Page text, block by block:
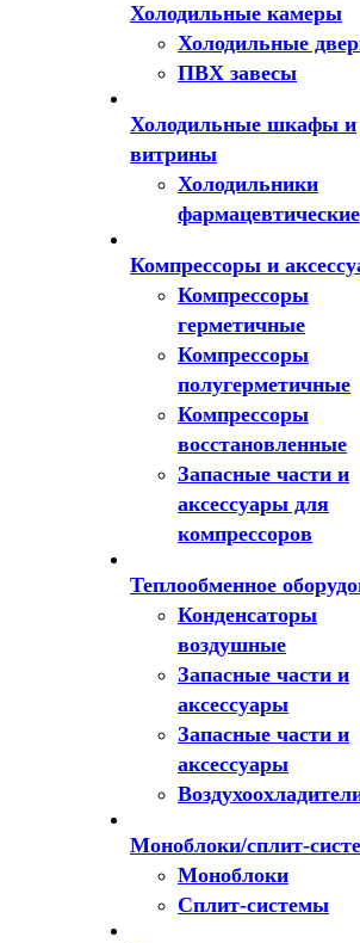
Холодильные камеры
Холодильные
ПВХ завесы
Холодильные шкафы и
витрины
Холодильники
фармацевтические
Компрессоры и
Компрессоры
герметичные
Компрессоры
полугерметичные
Компрессоры
восстановленные
Запасные части и
аксессуары для
компрессоров
Теплообменное
Конденсаторы
воздушные
Запасные части и
аксессуары
Запасные части и
аксессуары
Моноблоки/сплит-
Моноблоки
Сплит-системы